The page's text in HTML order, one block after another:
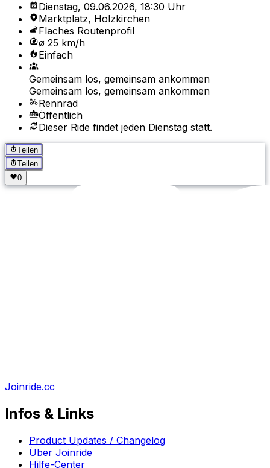
Dienstag, 09.06.2026, 18:30 Uhr
Marktplatz, Holzkirchen
Flaches Routenprofil
ø 25 km/h
Einfach
Gemeinsam los, gemeinsam ankommen
Gemeinsam los, gemeinsam ankommen
Rennrad
Öffentlich
Dieser Ride findet jeden Dienstag statt.
Teilen
Teilen
Joinride.cc
Infos & Links
Product Updates / Changelog
Über Joinride
Hilfe-Center